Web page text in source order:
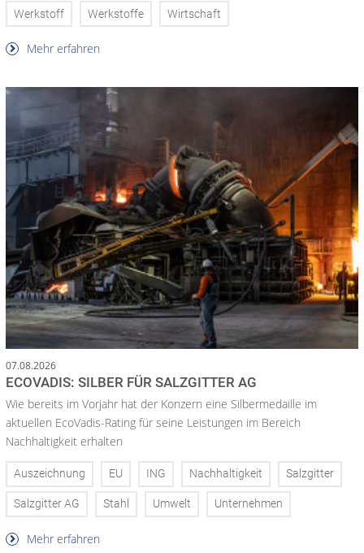
Werkstoff Werkstoffe Wirtschaft
Mehr erfahren
07.08.2026
ECOVADIS: SILBER FÜR SALZGITTER AG
Wie bereits im Vorjahr hat der Konzern eine Silbermedaille im
aktuellen EcoVadis-Rating für seine Leistungen im Bereich
Nachhaltigkeit erhalten
Auszeichnung EU ING Nachhaltigkeit Salzgitter
Salzgitter AG Stahl Umwelt Unternehmen
Mehr erfahren